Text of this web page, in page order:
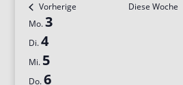
Vorherige Diese Woche
Woche
von
Veranstaltungen
Mo.3
Di.4
Mi. 5
Do.6